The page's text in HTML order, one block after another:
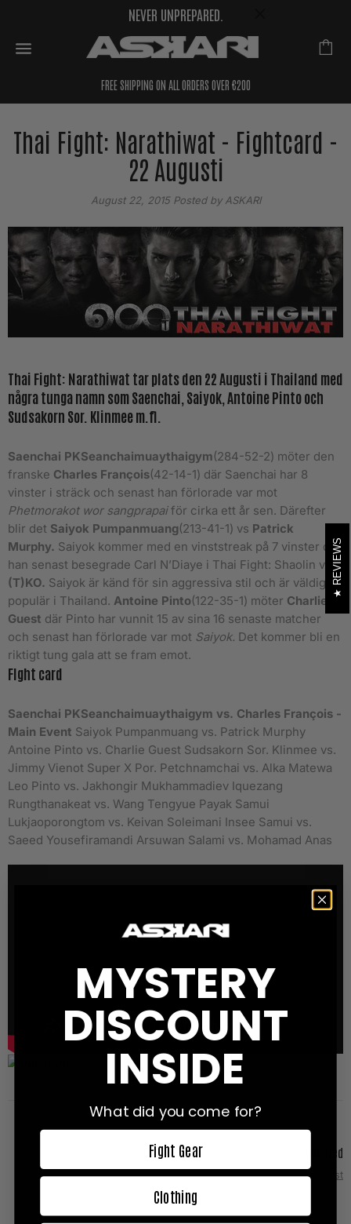
NEVER UNPREPARED.
FREE SHIPPING ON ALL ORDERS OVER €200
Thai Fight: Narathiwat - Fightcard -
22 Augusti
August 22, 2015Posted by ASKARI
Thai Fight: Narathiwat tar plats den 22 Augusti i Thailand med
några tunga namn somSaenchai, Saiyok, Antoine Pinto och
Sudsakorn Sor. Klinmeem.fl.
Saenchai PKSeanchaimuaythaigym(284-52-2) möter den
franske Charles François(42-14-1) där Saenchai har 8
vinster i sträck och senast han förlorade var mot
Phetmorakot wor sangprapaiför cirka ett år sen. Därefter
blir det Saiyok Pumpanmuang(213-41-1) vs Patrick
Murphy. Saiyok kommer med en vinststreak på 7 vinster där
han senast besegrade Carl N’Diaye i Thai Fight: Shaolin via
(T)KO. Saiyok är känd för sin aggressiva stil och är väldigt
populär i Thailand. Antoine Pinto(122-35-1) möter Charlie
Guest där Pinto har vunnit 15 av sina 16 senaste matcher
och senast han förlorade var mot Saiyok. Det kommer bli en
riktigt tung gala att se fram emot.
FIght card
Saenchai PKSeanchaimuaythaigym vs. Charles François -
Main Event Saiyok Pumpanmuang vs. Patrick Murphy
Antoine Pinto vs. Charlie Guest Sudsakorn Sor. Klinmee vs.
Jimmy Vienot Super X Por. Petchnamchai vs. Alka Matewa
Leo Pinto vs. Jakhongir Mukhammadiev Iquezang
Rungthanakeat vs. Wang Tengyue Payak Samui
Lukjaoporongtom vs. Keivan Soleimani Insee Samui vs.
Saeed Yousefiramandi Arsuwan Salami vs. Mohamad Anas
Untitled
Next Post
REVIEWS
MYSTERY
DISCOUNT
INSIDE
What did you come for?
Fight Gear
Clothing